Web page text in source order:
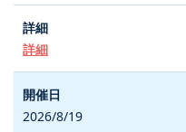
詳細
2026/8/19